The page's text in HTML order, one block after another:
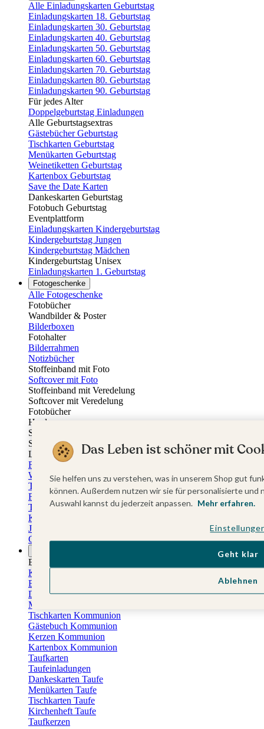
Alle Einladungskarten Geburtstag
Einladungskarten 18. Geburtstag
Einladungskarten 30. Geburtstag
Einladungskarten 40. Geburtstag
Einladungskarten 50. Geburtstag
Einladungskarten 60. Geburtstag
Einladungskarten 70. Geburtstag
Einladungskarten 80. Geburtstag
Einladungskarten 90. Geburtstag
Für jedes Alter
Doppelgeburtstag Einladungen
Alle Geburtstagsextras
Gästebücher Geburtstag
Tischkarten Geburtstag
Menükarten Geburtstag
Weinetiketten Geburtstag
Kartenbox Geburtstag
Save the Date Karten
Dankeskarten Geburtstag
Fotobuch Geburtstag
Eventplattform
Einladungskarten Kindergeburtstag
Kindergeburtstag Jungen
Kindergeburtstag Mädchen
Kindergeburtstag Unisex
Einladungskarten 1. Geburtstag
Fotogeschenke
Alle Fotogeschenke
Fotobücher
Wandbilder & Poster
Bilderboxen
Fotohalter
Bilderrahmen
Notizbücher
Stoffeinband mit Foto
Softcover mit Foto
Stoffeinband mit Veredelung
Softcover mit Veredelung
Fotobücher
Hardcover
Softcover
Stoffeinband
Layflat
Fotokalender
Wandkalender
Tischkalender
Familienkalender
Terminkalender
Küchenkalender
Jahresplaner
Geburtstagskalender
Eventplattform
Kommunionskarten
Einladungskarten Kommunion
Danksagung Kommunion
Menükarten Kommunion
Tischkarten Kommunion
Gästebuch Kommunion
Kerzen Kommunion
Kartenbox Kommunion
Taufkarten
Taufeinladungen
Dankeskarten Taufe
Menükarten Taufe
Tischkarten Taufe
Kirchenheft Taufe
Taufkerzen
Das Leben ist schöner mit
Sie helfen uns zu verstehen, was in unserem Shop gut
können. Außerdem nutzen wir sie für personalisierte
Auswahl kannst du jederzeit anpassen. Mehr erfahren.
Ablehnen
Geht klar